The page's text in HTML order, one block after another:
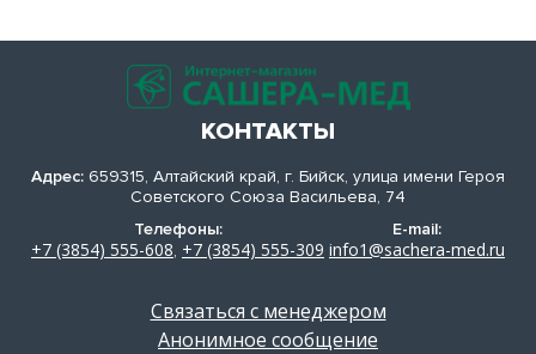
КОНТАКТЫ
Адрес: 659315, Алтайский край, г. Бийск, улица имени Героя
Советского Союза Васильева, 74
Телефоны:
+7 (3854) 555-608, +7 (3854) 555-309
E-mail:
info1@sachera-med.ru
Связаться с менеджером
Анонимное сообщение